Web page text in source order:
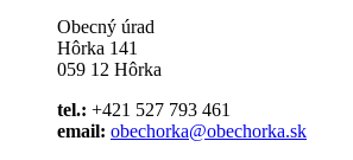
Obecný úrad
Hôrka 141
059 12 Hôrka
tel.: +421 527 793 461
email: obechorka@obechorka.sk